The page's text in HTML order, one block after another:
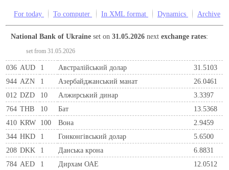
For today To computer In XML format Dynamics Archive
National Bank of Ukraine set on31.05.2026 nextexchange rates:
set from 31.05.2026
036 AUD 1 Австралійський долар
31.5103
944 AZN 1 Азербайджанський манат
26.0461
012 DZD 10 Алжирський динар
3.3397
764 THB 10 Бат
13.5368
410 KRW 100 Вона
2.9459
344 HKD 1 Гонконгівський долар
5.6500
208 DKK 1 Данська крона
6.8831
784 AED 1 Дирхам ОАЕ
12.0512